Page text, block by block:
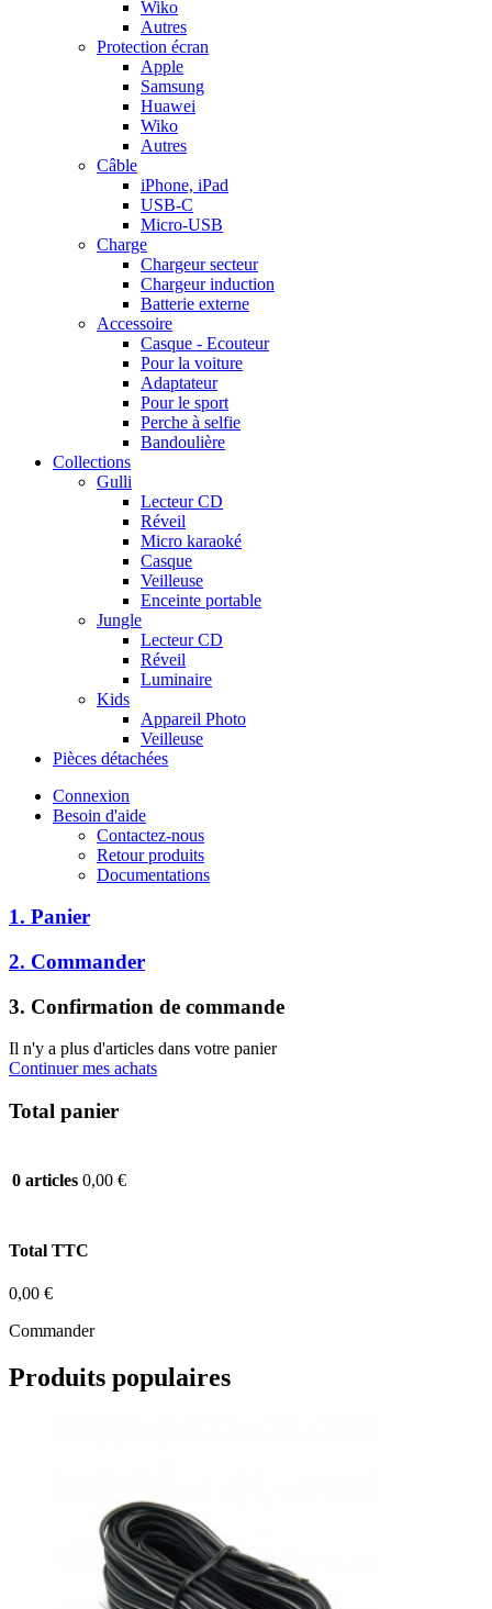
Wiko
Autres
Protection écran
Apple
Samsung
Huawei
Wiko
Autres
Câble
iPhone, iPad
USB-C
Micro-USB
Charge
Chargeur secteur
Chargeur induction
Batterie externe
Accessoire
Casque - Ecouteur
Pour la voiture
Adaptateur
Pour le sport
Perche à selfie
Bandoulière
Collections
Gulli
Lecteur CD
Réveil
Micro karaoké
Casque
Veilleuse
Enceinte portable
Jungle
Lecteur CD
Réveil
Luminaire
Kids
Appareil Photo
Veilleuse
Pièces détachées
Connexion
Besoin d'aide
Contactez-nous
Retour produits
Documentations
1. Panier
2. Commander
3. Confirmation de commande
Il n'y a plus d'articles dans votre panier
Continuer mes achats
Total panier
0 articles 0,00 €
Total TTC
0,00 €
Commander
Produits populaires